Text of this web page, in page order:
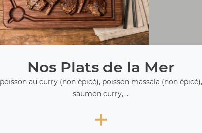
Nos Plats de la Mer
poisson au curry (non épicé), poisson massala (non épicé),
saumon curry, ...
+